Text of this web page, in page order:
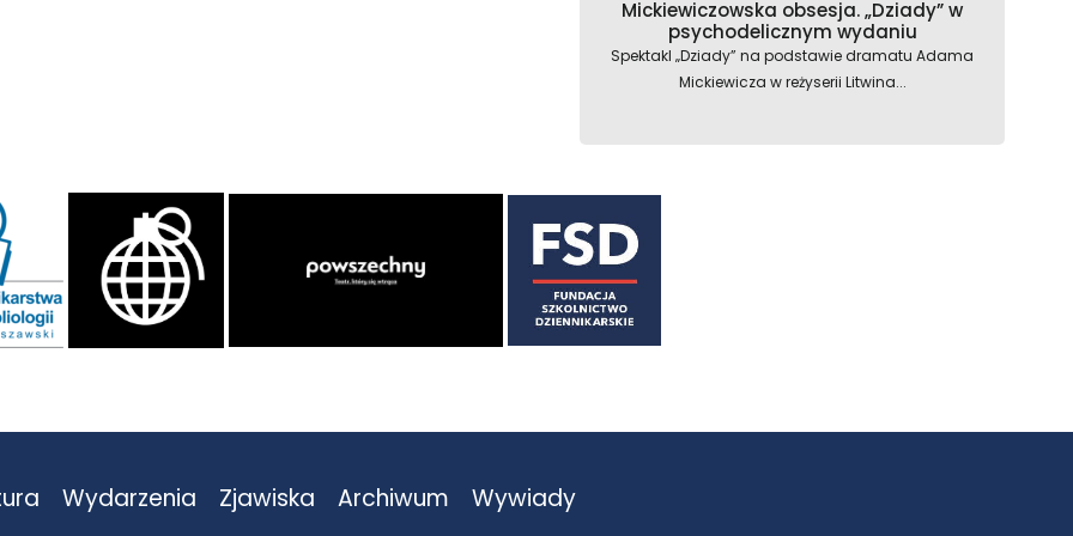
Mickiewiczowska obsesja. „Dziady” w
psychodelicznym wydaniu
Spektakl „Dziady” na podstawie dramatu Adama
Mickiewicza w reżyserii Litwina...
Wydarzenia Zjawiska Archiwum Wywiady